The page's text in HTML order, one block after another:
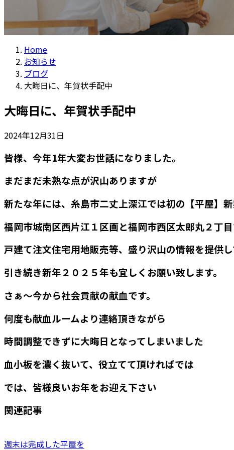
Home
お知らせ
ブログ
大晦日に、年賀状手配中
大晦日に、年賀状手配中
2024年12月31日
皆様、今年1年大変お世話になりました。
まだまだ未熟な点が沢山ありますが
新たな年には、糸島市二丈上深江では初の【平屋】
福岡市城南区西片江１区画と福岡市西区太郎丸２丁
戸建て注文住宅用地販売等、盛り沢山の情報を提供
引き続き新年２０２５年も宜しくお願い致します。
さぁ～今から社会貢献の献血です。
何度も献血ルームより連絡頂きながら
時間調整できずに大晦日となってしまいました
血小板を濃く抜いて、役立てて頂ければでは
では、皆様良いお年をお迎え下さい
関連記事
週末は完成した平屋を